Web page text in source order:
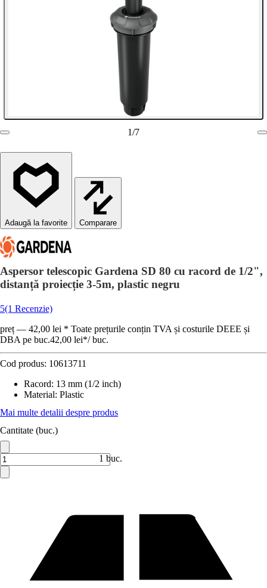
1/7
Comparare
Aspersor telescopic Gardena SD 80 cu racord de 1/2",
distanță proiecție 3-5m, plastic negru
5(1 Recenzie)
preț — 42,00 lei * Toate prețurile conțin TVA și costurile DEEE și
DBA pe buc.42,00 lei*/ buc.
Cod produs: 10613711
Racord: 13 mm (1/2 inch)
Material: Plastic
Mai multe detalii despre produs
Cantitate (buc.)
1 buc.